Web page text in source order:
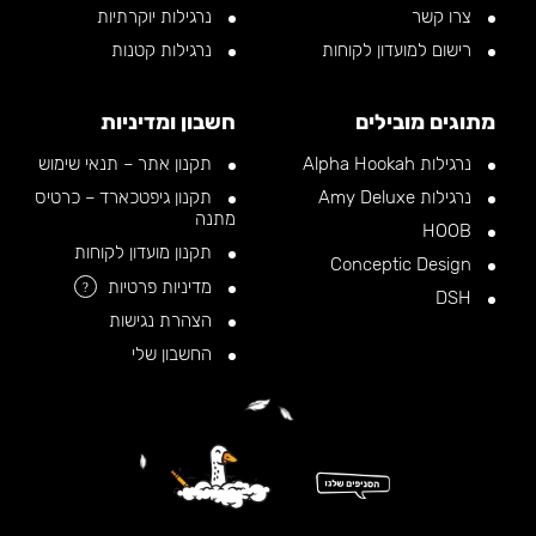
צרו קשר
רישום למועדון לקוחות
נרגילות יוקרתיות
נרגילות קטנות
מתוגים מובילים
נרגילות Alpha Hookah
נרגילות Amy Deluxe
חשבון ומדיניות
תקנון אתר – תנאי שימוש
תקנון גיפטכארד – כרטיס
מתנה
תקנון מועדון לקוחות
מדיניות פרטיות
?
הצהרת נגישות
החשבון שלי